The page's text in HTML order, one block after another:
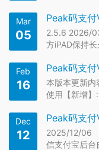
Mar
05
Peak码支
2.5.6 2026/
方iPAD保持
Feb
16
Peak码支
本版本更新内
使用【新增
Dec
12
Peak码支
2025/12/06
信支付宝后